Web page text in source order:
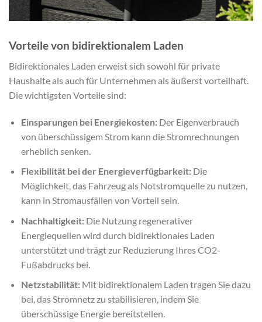
Vorteile von bidirektionalem Laden
Bidirektionales Laden erweist sich sowohl für private
Haushalte als auch für Unternehmen als äußerst vorteilhaft.
Die wichtigsten Vorteile sind:
Einsparungen bei Energiekosten:Der Eigenverbrauch
von überschüssigem Strom kann die Stromrechnungen
erheblich senken.
Flexibilität bei der Energieverfügbarkeit:Die
Möglichkeit, das Fahrzeug als Notstromquelle zu nutzen,
kann in Stromausfällen von Vorteil sein.
Nachhaltigkeit:Die Nutzung regenerativer
Energiequellen wird durch bidirektionales Laden
unterstützt und trägt zur Reduzierung Ihres CO2-
Fußabdrucks bei.
Netzstabilität:Mit bidirektionalem Laden tragen Sie dazu
bei, das Stromnetz zu stabilisieren, indem Sie
überschüssige Energie bereitstellen.